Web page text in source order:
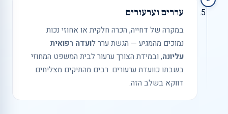
עררים וערעורים
במקרה של דחייה, הכרה חלקית או אחוזי נכות
נמוכים מהמגיע — הגשת ערר לועדה רפואית
עליונה, ובמידת הצורך ערעור לבית המשפט המחוזי
בשבתו כוועדת ערעורים. רבים מהתיקים מצליחים
דווקא בשלב הזה.